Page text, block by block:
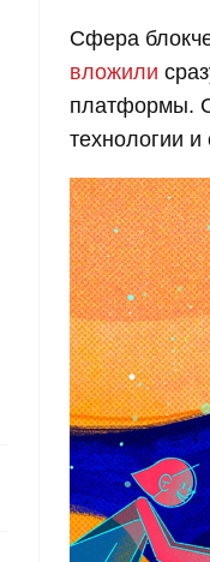
Сфера
вложили
платформы. С
технологии